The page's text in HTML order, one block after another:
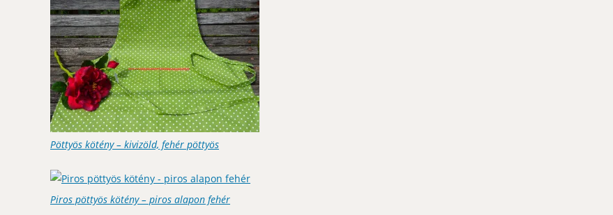
Pöttyös kötény – kivizöld, fehér pöttyös
Piros pöttyös kötény – piros alapon fehér